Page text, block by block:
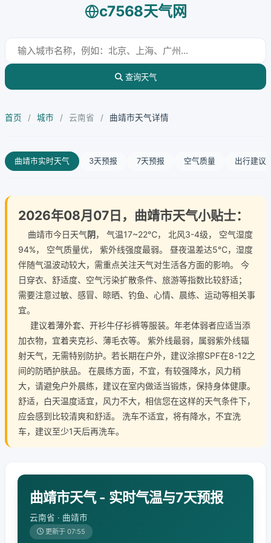
c7568天气网
查询天气
首页 / 城市 / 云南省 / 曲靖市天气详情
曲靖市实时天气 3天预报 7天预报 空气质量 出行建议
2026年08月07日，曲靖市天气小贴士：
曲靖市今日天气阴， 气温17~22℃， 北风3-4级， 空气湿度
94%， 空气质量优， 紫外线强度最弱。 昼夜温差达5℃，湿度
伴随气温波动较大，需重点关注天气对生活各方面的影响。 今
日穿衣、舒适度、空气污染扩散条件、旅游等指数比较舒适；
需要注意过敏、感冒、晾晒、钓鱼、心情、晨练、运动等相关事
宜。
建议着薄外套、开衫牛仔衫裤等服装。年老体弱者应适当添
加衣物，宜着夹克衫、薄毛衣等。 紫外线最弱，属弱紫外线辐
射天气，无需特别防护。若长期在户外，建议涂擦SPF在8-12之
间的防晒护肤品。 在晨练方面，不宜，有较强降水，风力稍
大，请避免户外晨练，建议在室内做适当锻炼，保持身体健康。
舒适，白天温度适宜，风力不大，相信您在这样的天气条件下，
应会感到比较清爽和舒适。 洗车不适宜，将有降水，不宜洗
车，建议至少1天后再洗车。
曲靖市天气 - 实时气温与7天预报
云南省 · 曲靖市
更新于 07:55